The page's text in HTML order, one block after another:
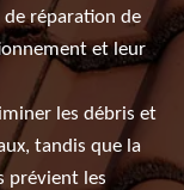
de réparation de
et leur
les débris et
tandis que la
prévient les